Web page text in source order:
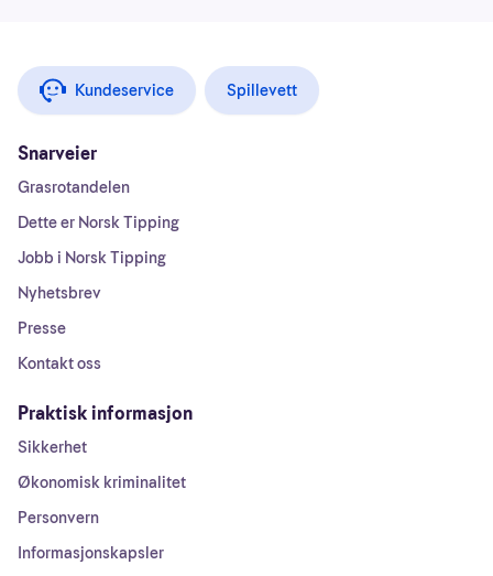
Kundeservice Spillevett
Snarveier
Grasrotandelen
Dette er Norsk Tipping
Jobb i Norsk Tipping
Nyhetsbrev
Presse
Kontakt oss
Praktisk informasjon
Sikkerhet
Økonomisk kriminalitet
Personvern
Informasjonskapsler